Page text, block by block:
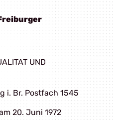
UND
i. Br. Postfach 1545
20. Juni 1972